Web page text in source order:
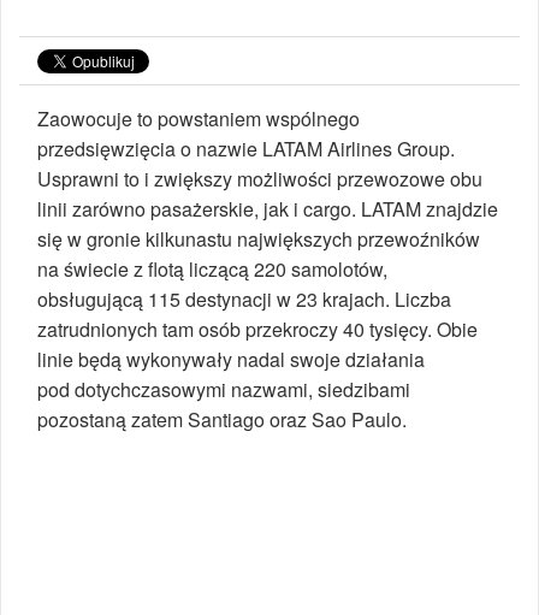
Zaowocuje to powstaniem wspólnego
przedsięwzięcia o nazwie LATAM Airlines Group.
Usprawni to i zwiększy możliwości przewozowe obu
linii zarówno pasażerskie, jak i cargo. LATAM znajdzie
się w gronie kilkunastu największych przewoźników
na świecie z flotą liczącą 220 samolotów,
obsługującą 115 destynacji w 23 krajach. Liczba
zatrudnionych tam osób przekroczy 40 tysięcy. Obie
linie będą wykonywały nadal swoje działania
pod dotychczasowymi nazwami, siedzibami
pozostaną zatem Santiago oraz Sao Paulo.